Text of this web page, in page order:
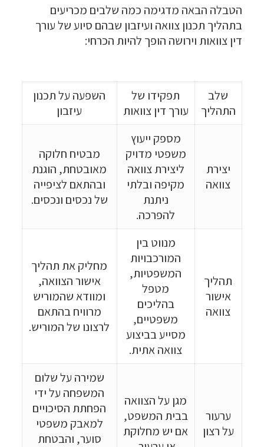
הטבלה הבאה מדגימה כמה שלבים מכריעים
בתהליך תכנון צוואה ועיזבון שבהם סיוע של עורך
דין צוואות וירושה הופך להיות הכרחי:
שלב
התהליך
תפקידו של
עורך דין צוואות
השפעה על תכנון
עיזבון
יצירת
צוואה
מספק ייעוץ
משפטי מדויק
ליצירת צוואה
מקיפה ובלתי
ניתנת
להפרכה.
מבטיח חלוקה
מאובטחת, הוגנת
ובהתאם לציפייה
של נכסים ונכסים.
תהליך
אישור
צוואה
מנווט בין
המורכבויות
המשפטיות,
מטפל
בהליכים
משפטיים,
מסייע בביצוע
צוואה אתית.
מחליק את תהליך
אישור הצוואה,
ומוודא שהמוריש
מרוויח בהתאם
לרצונו של המוריש.
ערעור
על רצון
מגן על הצוואה
בבית המשפט,
אם יש מחלוקת
שמירה על שלום
המשפחה על ידי
הפחתת הסיכויים
למאבק משפטי
סוער, והבטחת